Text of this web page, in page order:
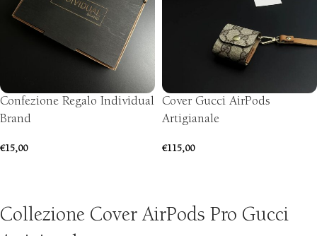
Confezione Regalo Individual
Brand
€15,00
Cover Gucci AirPods
Artigianale
€115,00
Collezione Cover AirPods Pro Gucci